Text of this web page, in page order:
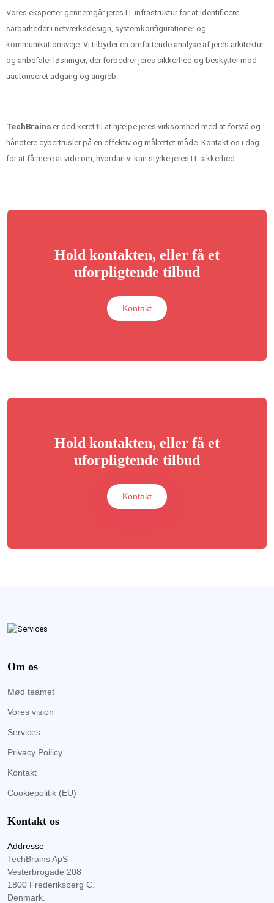
Vores eksperter gennemgår jeres IT-infrastruktur for at identificere
sårbarheder i netværksdesign, systemkonfigurationer og
kommunikationsveje. Vi tilbyder en omfattende analyse af jeres arkitektur
og anbefaler løsninger, der forbedrer jeres sikkerhed og beskytter mod
uautoriseret adgang og angreb.
TechBrains er dedikeret til at hjælpe jeres virksomhed med at forstå og
håndtere cybertrusler på en effektiv og målrettet måde. Kontakt os i dag
for at få mere at vide om, hvordan vi kan styrke jeres IT-sikkerhed.
Hold kontakten, eller få et
uforpligtende tilbud
Kontakt
Hold kontakten, eller få et
uforpligtende tilbud
Kontakt
Om os
Mød teamet
Vores vision
Services
Privacy Poilicy
Kontakt
Cookiepolitik (EU)
Kontakt os
Addresse
TechBrains ApS
Vesterbrogade 208
1800 Frederiksberg C.
Denmark.